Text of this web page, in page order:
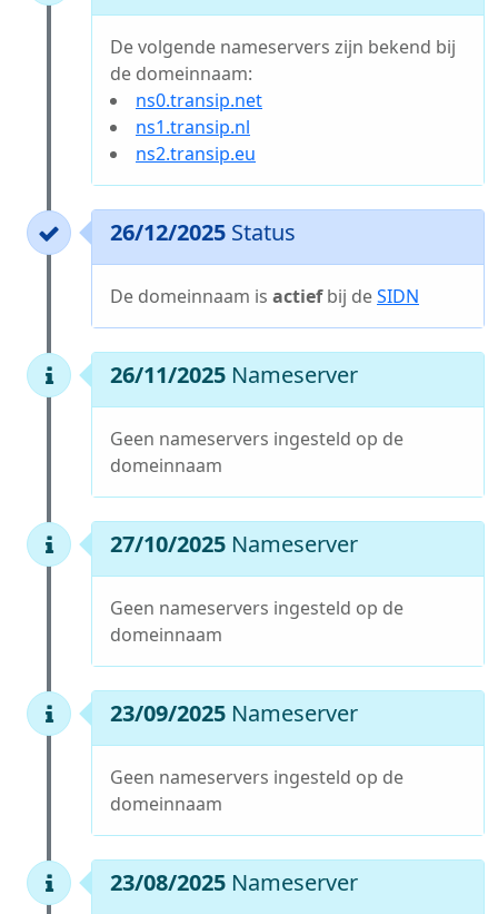
De volgende nameservers zijn bekend bij
de domeinnaam:
ns0.transip.net
ns1.transip.nl
ns2.transip.eu
26/12/2025 Status
De domeinnaam is actiefbij deSIDN
26/11/2025 Nameserver
Geen nameservers ingesteld op de
domeinnaam
27/10/2025 Nameserver
Geen nameservers ingesteld op de
domeinnaam
23/09/2025 Nameserver
Geen nameservers ingesteld op de
domeinnaam
23/08/2025 Nameserver